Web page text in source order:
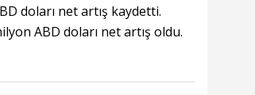
doları net artış kaydetti.
ABD doları net artış oldu.